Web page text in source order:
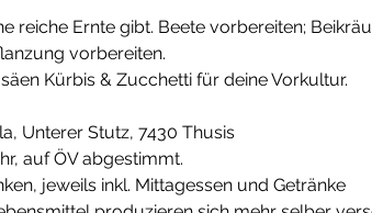
reiche Ernte gibt. Beete vorbereiten;
vorbereiten.
Kürbis & Zucchetti für deine Vorkultur.
Unterer Stutz, 7430 Thusis
auf ÖV abgestimmt.
jeweils inkl. Mittagessen und Getränke